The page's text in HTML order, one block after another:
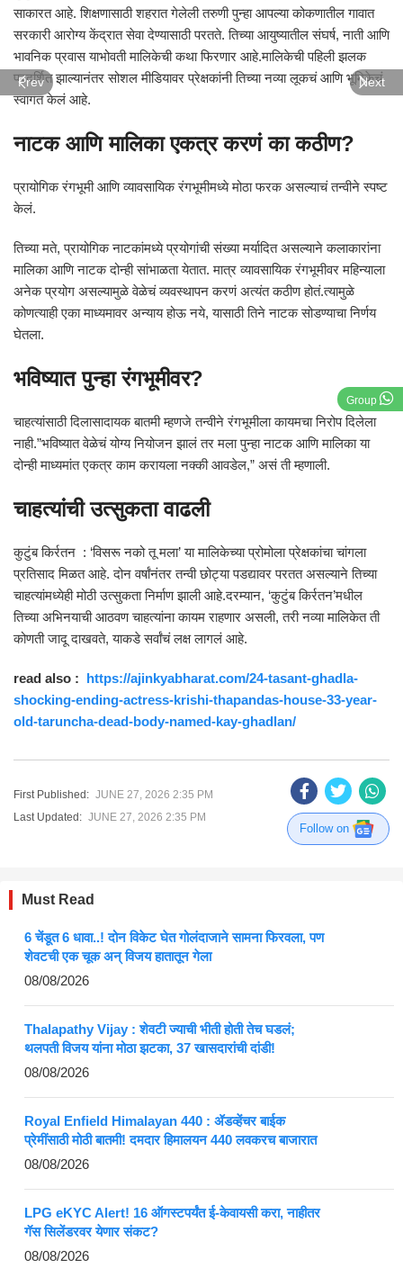
Group
साकारत आहे. शिक्षणासाठी शहरात गेलेली तरुणी पुन्हा आपल्या कोकणातील गावात
सरकारी आरोग्य केंद्रात सेवा देण्यासाठी परतते. तिच्या आयुष्यातील संघर्ष, नाती आणि
भावनिक प्रवास याभोवती मालिकेची कथा फिरणार आहे.मालिकेची पहिली झलक
प्रदर्शित झाल्यानंतर सोशल मीडियावर प्रेक्षकांनी तिच्या नव्या लूकचं आणि भूमिकेचं
स्वागत केलं आहे.
नाटक आणि मालिका एकत्र करणं का कठीण?
प्रायोगिक रंगभूमी आणि व्यावसायिक रंगभूमीमध्ये मोठा फरक असल्याचं तन्वीने स्पष्ट
केलं.
तिच्या मते, प्रायोगिक नाटकांमध्ये प्रयोगांची संख्या मर्यादित असल्याने कलाकारांना
मालिका आणि नाटक दोन्ही सांभाळता येतात. मात्र व्यावसायिक रंगभूमीवर महिन्याला
अनेक प्रयोग असल्यामुळे वेळेचं व्यवस्थापन करणं अत्यंत कठीण होतं.त्यामुळे
कोणत्याही एका माध्यमावर अन्याय होऊ नये, यासाठी तिने नाटक सोडण्याचा निर्णय
घेतला.
भविष्यात पुन्हा रंगभूमीवर?
चाहत्यांसाठी दिलासादायक बातमी म्हणजे तन्वीने रंगभूमीला कायमचा निरोप दिलेला
नाही.”भविष्यात वेळेचं योग्य नियोजन झालं तर मला पुन्हा नाटक आणि मालिका या
दोन्ही माध्यमांत एकत्र काम करायला नक्की आवडेल,” असं ती म्हणाली.
चाहत्यांची उत्सुकता वाढली
कुटुंब किर्रतन : ‘विसरू नको तू मला’ या मालिकेच्या प्रोमोला प्रेक्षकांचा चांगला
प्रतिसाद मिळत आहे. दोन वर्षांनंतर तन्वी छोट्या पडद्यावर परतत असल्याने तिच्या
चाहत्यांमध्येही मोठी उत्सुकता निर्माण झाली आहे.दरम्यान, ‘कुटुंब किर्रतन’मधील
तिच्या अभिनयाची आठवण चाहत्यांना कायम राहणार असली, तरी नव्या मालिकेत ती
कोणती जादू दाखवते, याकडे सर्वांचं लक्ष लागलं आहे.
read also : https://ajinkyabharat.com/24-tasant-ghadla-
shocking-ending-actress-krishi-thapandas-house-33-year-
old-taruncha-dead-body-named-kay-ghadlan/
First Published: JUNE 27, 2026 2:35 PM
Last Updated: JUNE 27, 2026 2:35 PM
Follow on
Prev Next
Must Read
6 चेंडूत 6 धावा..! दोन विकेट घेत गोलंदाजाने सामना फिरवला, पण
शेवटची एक चूक अन् विजय हातातून गेला
08/08/2026
Thalapathy Vijay : शेवटी ज्याची भीती होती तेच घडलं;
थलपती विजय यांना मोठा झटका, 37 खासदारांची दांडी!
08/08/2026
Royal Enfield Himalayan 440 : ॲडव्हेंचर बाईक
प्रेमींसाठी मोठी बातमी! दमदार हिमालयन 440 लवकरच बाजारात
08/08/2026
LPG eKYC Alert! 16 ऑगस्टपर्यंत ई-केवायसी करा, नाहीतर
गॅस सिलेंडरवर येणार संकट?
08/08/2026